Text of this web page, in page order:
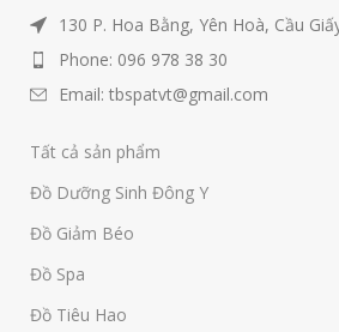
130 P. Hoa Bằng, Yên Hoà, Cầu
Phone: 096 978 38 30
Email: tbspatvt@gmail.com
Tất cả sản phẩm
Đồ Dưỡng Sinh Đông Y
Đồ Giảm Béo
Đồ Spa
Đồ Tiêu Hao